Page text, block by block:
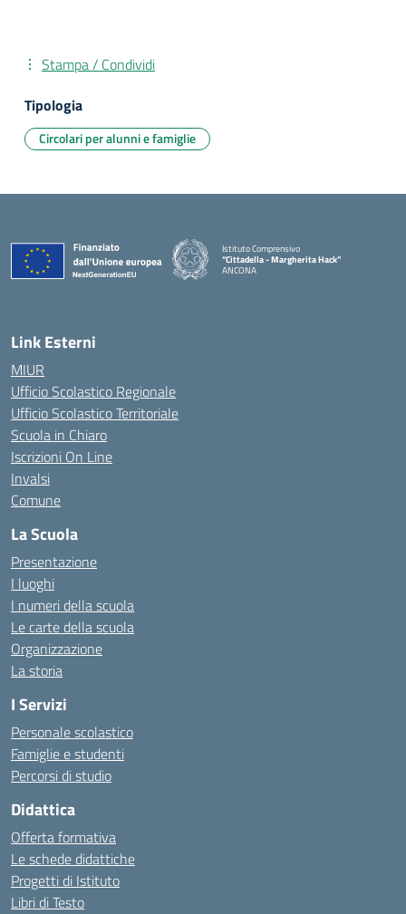
Stampa / Condividi
Tipologia
Circolari per alunni e famiglie
Istituto Comprensivo
“Cittadella - Margherita Hack”
ANCONA
Link Esterni
MIUR
Ufficio Scolastico Regionale
Ufficio Scolastico Territoriale
Scuola in Chiaro
Iscrizioni On Line
Invalsi
Comune
La Scuola
Presentazione
I luoghi
I numeri della scuola
Le carte della scuola
Organizzazione
La storia
I Servizi
Personale scolastico
Famiglie e studenti
Percorsi di studio
Didattica
Offerta formativa
Le schede didattiche
Progetti di Istituto
Libri di Testo